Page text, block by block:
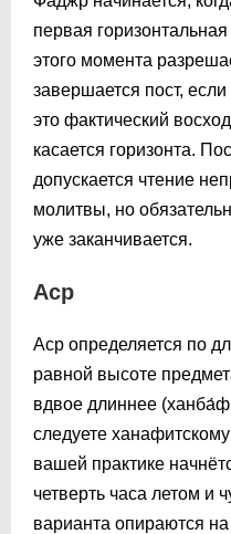
первая
этого момента
завершается пост,
это фактический
касается горизонта.
допускается чтение
молитвы, но
уже заканчивается.
Аср
Аср определяется по
равной высоте
вдвое длиннее
следуете
вашей практике
четверть часа летом и
варианта опираются